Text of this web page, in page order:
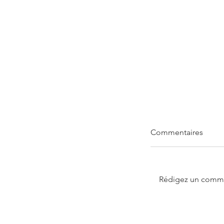
Commentaires
Rédigez un